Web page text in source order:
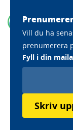
Home Vilka vi
Nyhets
Vill du ha
prenumerera
Fyll i din
Skriv